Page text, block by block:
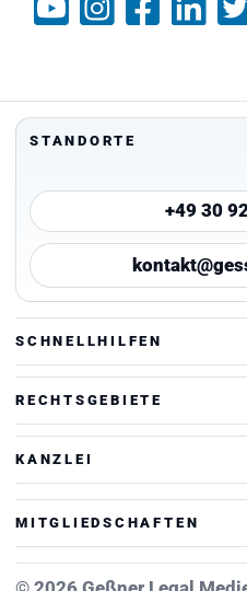
STANDORTE
+49 30
SCHNELLHILFEN
RECHTSGEBIETE
KANZLEI
MITGLIEDSCHAFTEN